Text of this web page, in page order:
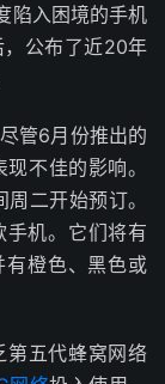
陷入困境的手机
公布了近20年
管6月份推出的
不佳的影响。
二开始预订。
机。它们将有
有橙色、黑色或
第五代蜂窝网络